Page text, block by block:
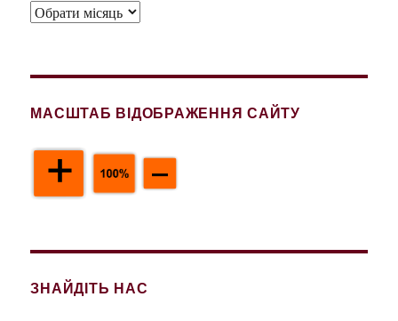
Архіви
МАСШТАБ ВІДОБРАЖЕННЯ САЙТУ
ЗНАЙДІТЬ НАС